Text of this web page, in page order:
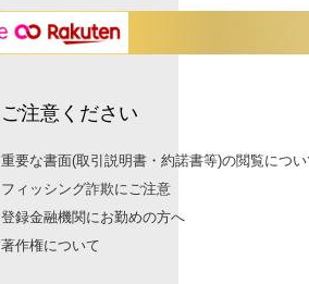
ご注意ください
重要な書面(取引説明書・約諾書等)の閲覧につ
フィッシング詐欺にご注意
登録金融機関にお勤めの方へ
著作権について